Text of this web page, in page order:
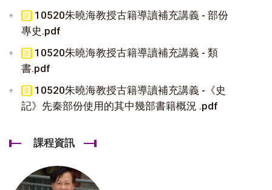
10520朱曉海教授古籍導讀補充講義 - 部份
專史.pdf
10520朱曉海教授古籍導讀補充講義 - 類
書.pdf
10520朱曉海教授古籍導讀補充講義 -《史
記》先秦部份使用的其中幾部書籍概況 .pdf
課程資訊